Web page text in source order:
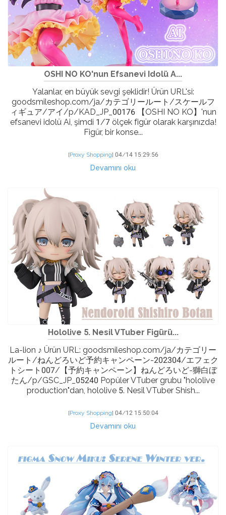
OSHI NO KO'nun Efsanevi Idolü A...
Yalanlar, en büyük sevgi şeklidir! Ürün URL'si:
goodsmileshop.com/ja/カテゴリールート/スケールフ
ィギュア/アイ/p/KAD_JP_00176 【OSHI NO KO】'nun
efsanevi idolü Ai, şimdi 1/7 ölçek figür olarak karşınızda!
Figür, bir konse...
[Proxy Shopping] 04/14 15:29:56
Devamını oku
Hololive 5. Nesil VTuber Figürü...
La-lion ♪ Ürün URL: goodsmileshop.com/ja/カテゴリー
ルート/ねんどろいど予約キャンペーン-202304/エフェク
トシート007/【予約キャンペーン】ねんどろいど-獅白ぼ
たん/p/GSC_JP_05240 Popüler VTuber grubu "hololive
production"dan, hololive 5. Nesil VTuber Shish...
[Proxy Shopping] 04/12 15:50:04
Devamını oku